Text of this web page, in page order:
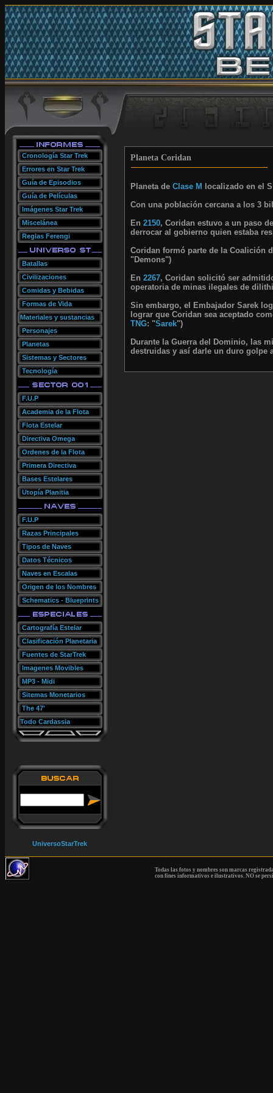
Cronología Star Trek
Errores en Star Trek
Guía de Episodios
Guía de Películas
Imágenes Star Trek
Miscelánea
Reglas Ferengi
Batallas
Civilizaciones
Comidas y Bebidas
Formas de Vida
Materiales y sustancias
Personajes
Planetas
Sistemas y Sectores
Tecnología
F.U.P
Academia de la Flota
Flota Estelar
Directiva Omega
Ordenes de la Flota
Primera Directiva
Bases Estelares
Utopía Planitia
F.U.P
Razas Principales
Tipos de Naves
Datos Técnicos
Naves en Escalas
Origen de los Nombres
Schematics - Blueprints
Cartografía Estelar
Clasificación Planetaria
Fuentes de StarTrek
Imagenes Movibles
MP3 - Midi
Sitemas Monetarios
The 47'
Todo Cardassia
UniversoStarTrek
Planeta Coridan
Planeta deClase M
localizado en el
Con una población cercana a los 3
En2150, Coridan estuvo a un paso
derrocar al gobierno quien estaba
Coridan formó parte de la Coalición
"Demons")
En2267, Coridan solicitó ser
operatoria de minas ilegales de
Sin embargo, el Embajador Sarek
lograr que Coridan sea aceptado
TNG: "Sarek")
Durante la Guerra del Dominio, las
destruidas y así darle un duro golpe
Todas las fotos y nombres son marcas
con fines informativos e ilustrativos. NO se